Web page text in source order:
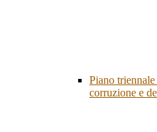
Piano
corruzione e